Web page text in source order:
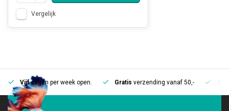
Vergelijk
Vijfdagen per week open. Gratis verzending vanaf 50,-